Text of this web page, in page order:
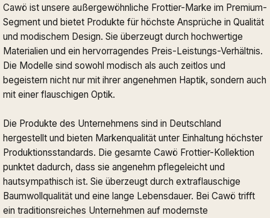
Cawö ist unsere außergewöhnliche Frottier-Marke im Premium-
Segment und bietet Produkte für höchste Ansprüche in Qualität
und modischem Design. Sie überzeugt durch hochwertige
Materialien und ein hervorragendes Preis-Leistungs-Verhältnis.
Die Modelle sind sowohl modisch als auch zeitlos und
begeistern nicht nur mit ihrer angenehmen Haptik, sondern auch
mit einer flauschigen Optik.
Die Produkte des Unternehmens sind in Deutschland
hergestellt und bieten Markenqualität unter Einhaltung höchster
Produktionsstandards. Die gesamte Cawö Frottier-Kollektion
punktet dadurch, dass sie angenehm pflegeleicht und
hautsympathisch ist. Sie überzeugt durch extraflauschige
Baumwollqualität und eine lange Lebensdauer. Bei Cawö trifft
ein traditionsreiches Unternehmen auf modernste